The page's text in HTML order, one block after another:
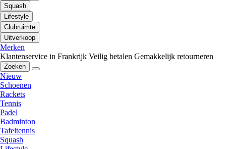
Squash
Lifestyle
Clubruimte
Uitverkoop
Merken
Klantenservice in Frankrijk Veilig betalen Gemakkelijk retourneren
Zoeken
Nieuw
Schoenen
Rackets
Tennis
Padel
Badminton
Tafeltennis
Squash